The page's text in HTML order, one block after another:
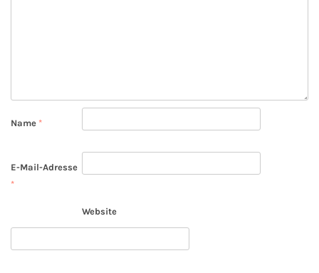
Name *
E-Mail-Adresse
*
Website